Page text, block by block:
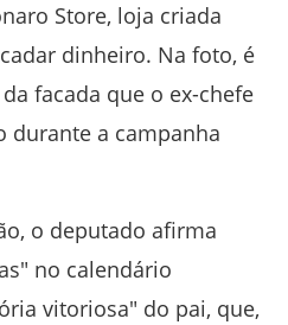
Store, loja criada
dinheiro. Na foto, é
facada que o ex-chefe
durante a campanha
o deputado afirma
no calendário
vitoriosa" do pai, que,